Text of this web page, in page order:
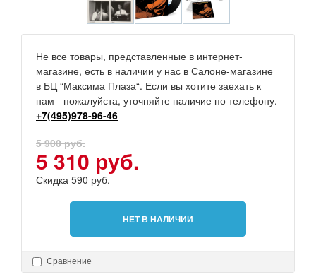
Не все товары, представленные в интернет-
магазине, есть в наличии у нас в Салоне-магазине
в БЦ “Максима Плаза“. Если вы хотите заехать к
нам - пожалуйста, уточняйте наличие по телефону.
+7(495)978-96-46
5 900 руб.
5 310 руб.
Скидка 590 руб.
НЕТ В НАЛИЧИИ
Сравнение